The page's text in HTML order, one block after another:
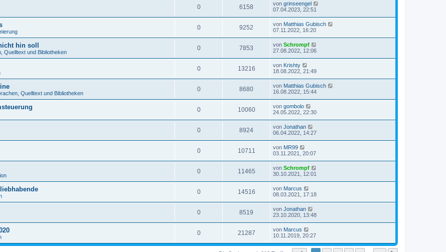
0 6158 von grinseengel
07.04.2023, 22:51
0 9252 von Matthias Gubisch
07.11.2022, 16:20
hin soll
Quelltext und Bibliotheken
0 7853 von Schrompf
27.08.2022, 12:06
0 13216 von Krishty
18.08.2022, 21:49
Quelltext und Bibliotheken
0 8680 von Matthias Gubisch
16.08.2022, 15:44
0 10060 von gombolo
24.05.2022, 22:30
0 8924 von Jonathan
06.04.2022, 14:27
0 10711 von MR99
03.11.2021, 20:07
0 11465 von Schrompf
30.10.2021, 12:01
0 14516 von Marcus
08.03.2021, 17:18
0 8519 von Jonathan
23.10.2020, 13:48
0 21287 von Marcus
10.11.2019, 20:27